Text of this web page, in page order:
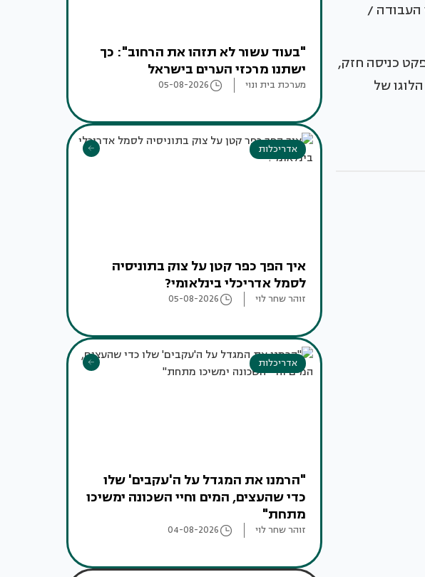
העבודה /
כניסה חזק,
של
"בעוד עשור לא תזהו את הרחוב": כך
ישתנו מרכזי הערים בישראל
מערכת בית ונוי 05-08-2026
אדריכלות
איך הפך כפר קטן על צוק בתוניסיה
לסמל אדריכלי בינלאומי?
זוהר שחר לוי 05-08-2026
אדריכלות
"הרמנו את המגדל על ה'עקבים' שלו
כדי שהעצים, המים וחיי השכונה ימשיכו
מתחת"
זוהר שחר לוי 04-08-2026